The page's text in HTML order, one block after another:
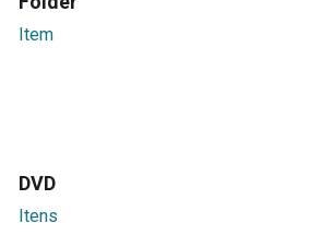
Item
DVD
Itens